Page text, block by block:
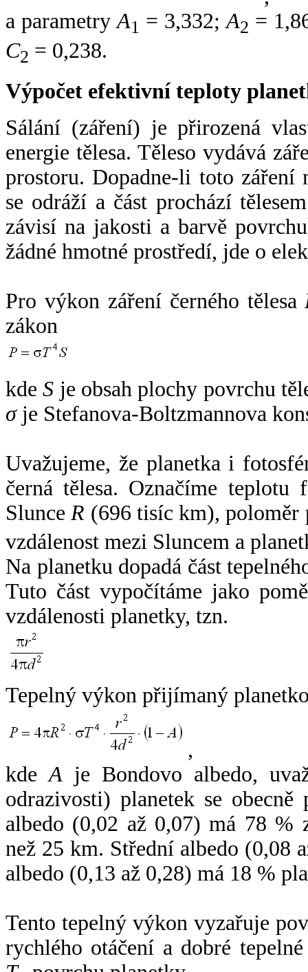
a parametryA1 = 3,332;A2 =
C2 = 0,238.
Výpočet efektivní teploty
Sálání (záření) je přirozená
energie tělesa. Těleso vydává
prostoru. Dopadne-li toto záření
se odráží a část prochází
závisí na jakosti a barvě
žádné hmotné prostředí, jde o
Pro výkon záření černého tělesa
zákon
kdeS je obsah plochy povrchu
σje Stefanova-Boltzmannova
Uvažujeme, že planetka i
černá tělesa. Označíme
SlunceR (696 tisíc km),
vzdálenost mezi Sluncem a
Na planetku dopadá část
Tuto část vypočítáme jako
vzdálenosti planetky, tzn.
Tepelný výkon přijímaný
,
kdeA je Bondovo albedo,
odrazivosti) planetek se
albedo (0,02 až 0,07) má 78 %
než 25 km. Střední albedo (0,08
albedo (0,13 až 0,28) má 18 %
Tento tepelný výkon vyzařuje
rychlého otáčení a dobré